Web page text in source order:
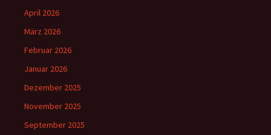
April 2026
März 2026
Februar 2026
Januar 2026
Dezember 2025
November 2025
September 2025